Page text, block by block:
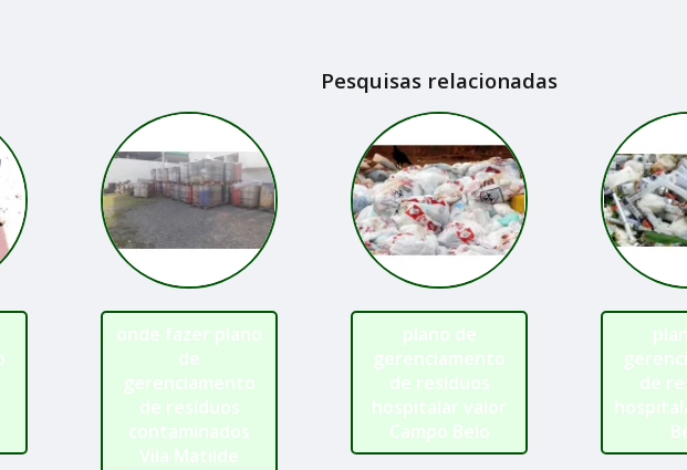
Pesquisas relacionadas
onde fazer plano
de
gerenciamento
de resíduos
contaminados
Vila Matilde
plano de
gerenciamento
de resíduos
hospitalar valor
Campo Belo
de